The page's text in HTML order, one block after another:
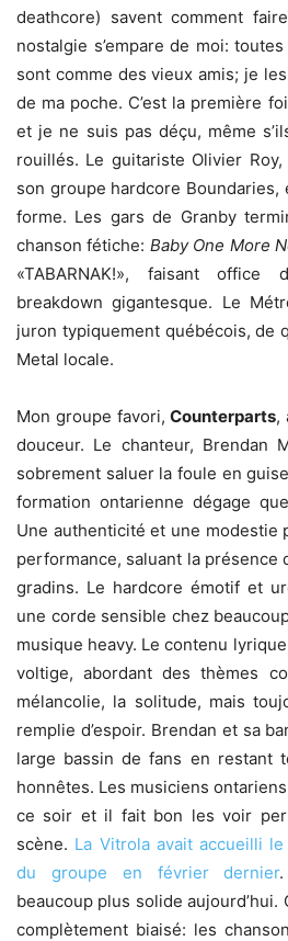
deathcore) savent comment
nostalgie s’empare de moi:
sont comme des vieux amis; je
de ma poche. C’est la première
et je ne suis pas déçu, même
rouillés. Le guitariste Olivier
son groupe hardcore
forme. Les gars de Granby
chanson fétiche: Baby One More
«TABARNAK!», faisant
breakdown gigantesque. Le
juron typiquement québécois, de
Metal locale.
Mon groupe favori,Counterparts,
douceur. Le chanteur, Brendan
sobrement saluer la foule en
formation ontarienne dégage
Une authenticité et une modestie
performance, saluant la présence
gradins. Le hardcore émotif et
une corde sensible chez
musique heavy. Le contenu
voltige, abordant des thèmes
mélancolie, la solitude, mais
remplie d’espoir. Brendan et sa
large bassin de fans en restant
honnêtes. Les musiciens
ce soir et il fait bon les voir
scène. La Vitrola avait accueilli
du groupe en février dernier
beaucoup plus solide aujourd’hui.
complètement biaisé: les